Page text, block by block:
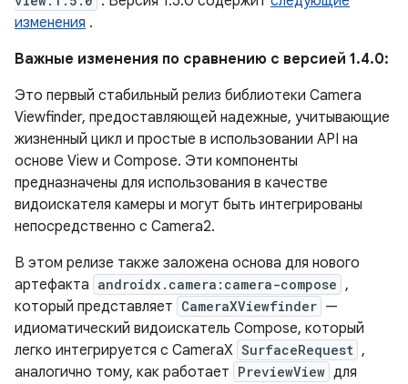
изменения .
Важные изменения по сравнению с версией 1.4.0:
Это первый стабильный релиз библиотеки Camera
Viewfinder, предоставляющей надежные, учитывающие
жизненный цикл и простые в использовании API на
основе View и Compose. Эти компоненты
предназначены для использования в качестве
видоискателя камеры и могут быть интегрированы
непосредственно с Camera2.
В этом релизе также заложена основа для нового
артефакта androidx.camera:camera-compose ,
который представляет CameraXViewfinder —
идиоматический видоискатель Compose, который
легко интегрируется с CameraX SurfaceRequest ,
аналогично тому, как работает PreviewView для